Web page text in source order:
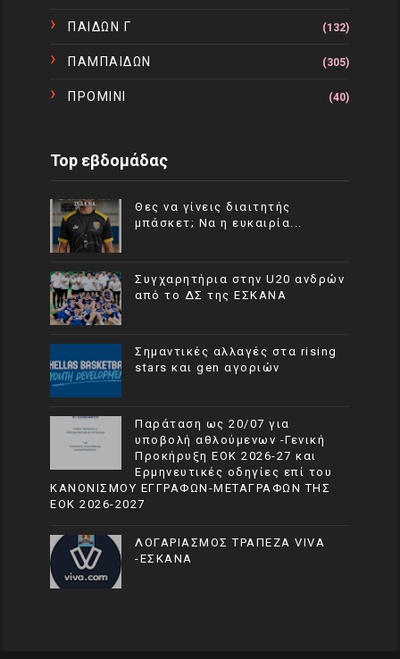
ΠΑΙΔΩΝ Γ (132)
ΠΑΜΠΑΙΔΩΝ (305)
ΠΡΟΜΙΝΙ (40)
Top εβδομάδας
Θες να γίνεις διαιτητής
μπάσκετ; Να η ευκαιρία...
Συγχαρητήρια στην U20 ανδρών
από το ΔΣ της ΕΣΚΑΝΑ
Σημαντικές αλλαγές στα rising
stars και gen αγοριών
Παράταση ως 20/07 για
υποβολή αθλούμενων -Γενική
Προκήρυξη ΕΟΚ 2026-27 και
Ερμηνευτικές οδηγίες επί του
ΚΑΝΟΝΙΣΜΟΥ ΕΓΓΡΑΦΩΝ-ΜΕΤΑΓΡΑΦΩΝ ΤΗΣ
ΕΟΚ 2026-2027
ΛΟΓΑΡΙΑΣΜΟΣ ΤΡΑΠΕΖΑ VIVA
-ΕΣΚΑΝΑ